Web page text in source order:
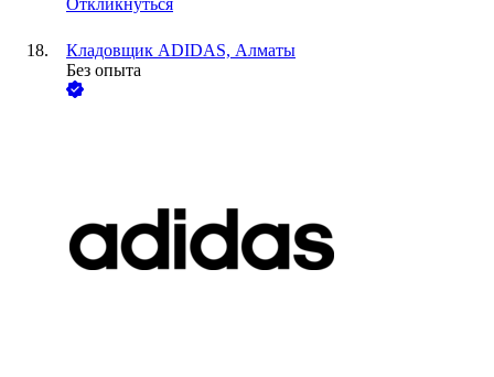
Откликнуться
Кладовщик ADIDAS, Алматы
Без опыта